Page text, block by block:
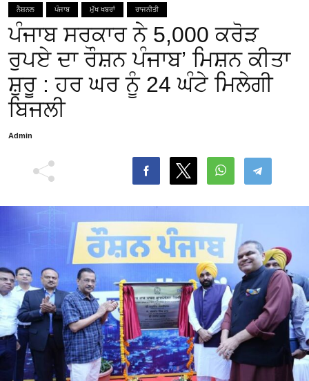
ਨੈਸ਼ਨਲ ਪੰਜਾਬ ਮੁੱਖ ਖਬਰਾਂ ਰਾਜਨੀਤੀ
ਪੰਜਾਬ ਸਰਕਾਰ ਨੇ 5,000 ਕਰੋੜ
ਰੁਪਏ ਦਾ ਰੌਸ਼ਨ ਪੰਜਾਬ’ ਮਿਸ਼ਨ ਕੀਤਾ
ਸ਼ੁਰੂ : ਹਰ ਘਰ ਨੂੰ 24 ਘੰਟੇ ਮਿਲੇਗੀ
ਬਿਜਲੀ
Admin